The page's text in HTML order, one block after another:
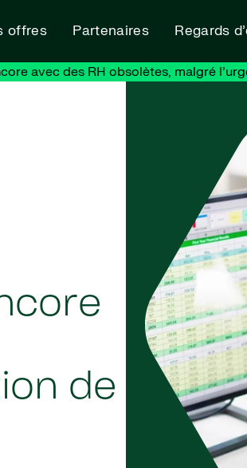
offres Partenaires Regards
avec des RH obsolètes, malgré
de